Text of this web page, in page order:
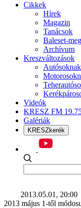
Cikkek
Hírek
Magazin
Tanácsok
Baleset-
Archívum
Kreszváltozások
Autósoknak
Videók
KRESZ FM
Galériák
KRESZkerék
2013.05.01, 20:00
2013 május 1-től